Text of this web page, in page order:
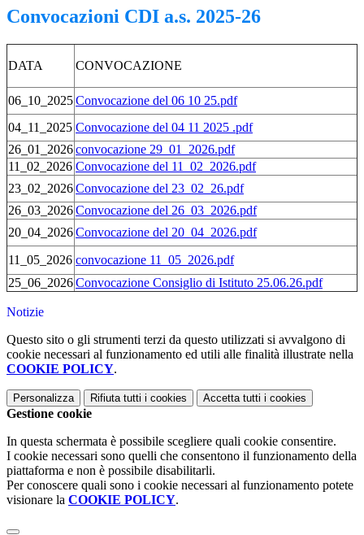
Convocazioni CDI a.s. 2025-26
DATA CONVOCAZIONE
06_10_2025Convocazione del 06 10 25.pdf
04_11_2025 Convocazione del 04 11 2025 .pdf
26_01_2026convocazione 29_01_2026.pdf
11_02_2026 Convocazione del 11_02_2026.pdf
23_02_2026Convocazione del 23_02_26.pdf
26_03_2026Convocazione del 26_03_2026.pdf
20_04_2026Convocazione del 20_04_2026.pdf
11_05_2026 convocazione 11_05_2026.pdf
25_06_2026Convocazione Consiglio di Istituto 25.06.26.pdf
Notizie
Questo sito o gli strumenti terzi da questo utilizzati si avvalgono di
cookie necessari al funzionamento ed utili alle finalità illustrate nella
COOKIE POLICY.
Personalizza Rifiuta tutti i cookies Accetta tutti i cookies
Gestione cookie
In questa schermata è possibile scegliere quali cookie consentire.
I cookie necessari sono quelli che consentono il funzionamento della
piattaforma e non è possibile disabilitarli.
Per conoscere quali sono i cookie necessari al funzionamento potete
visionare la COOKIE POLICY.